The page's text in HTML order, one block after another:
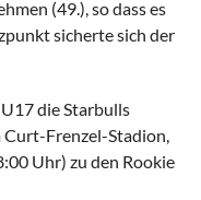
(49.), so dass es
sicherte sich der
die Starbulls
Curt-Frenzel-Stadion,
Uhr) zu den Rookie